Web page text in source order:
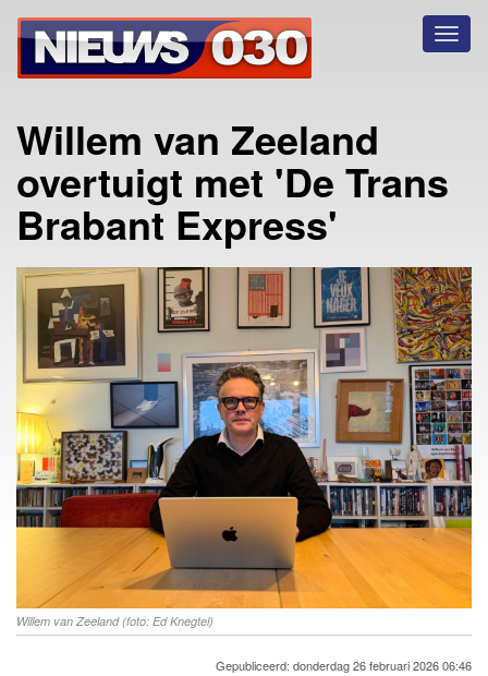
Willem van Zeeland
overtuigt met 'De Trans
Brabant Express'
Willem van Zeeland (foto: Ed Knegtel)
Gepubliceerd: donderdag 26 februari 2026 06:46